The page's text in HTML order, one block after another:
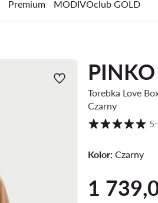
Premium MODIVOclub GOLD
PINKO
Torebka Love
Czarny
Ocena klientów5⋅
Kolor:Czarny
1 739,00 zł
1